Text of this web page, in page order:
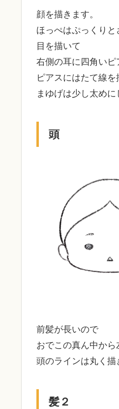
顔を描きます。
ほっぺはぷっくり
目を描いて
右側の耳に四角いピ
ピアスにはたて線を
まゆげは少し太めに
頭
前髪が長いので
おでこの真ん中から
頭のラインは丸く描
髪２